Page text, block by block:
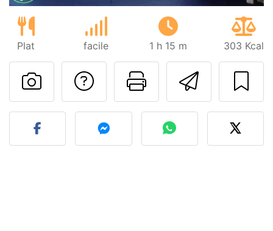
Plat facile 1 h 15 m 303 Kcal
Imprimer
Poser une
Publier votre photo de